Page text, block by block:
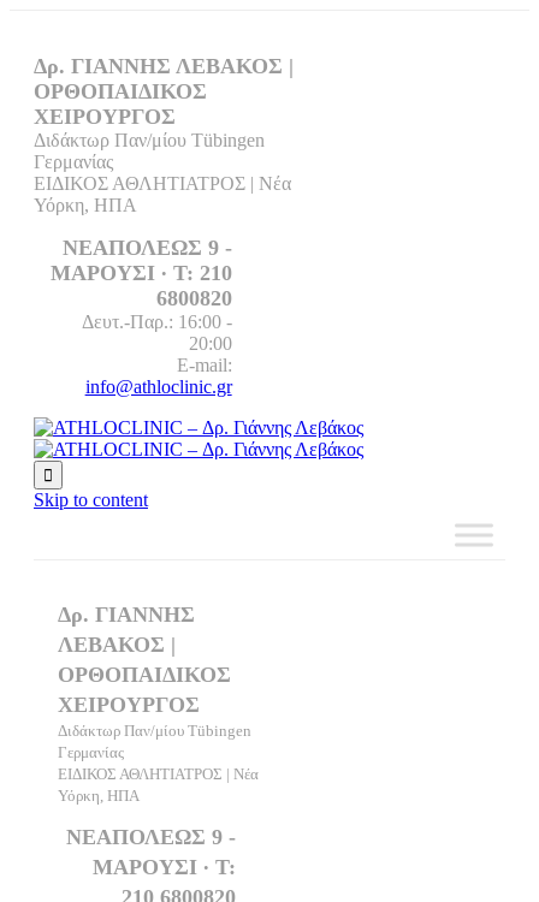
Δρ. ΓΙΑΝΝΗΣ ΛΕΒΑΚΟΣ |
ΟΡΘΟΠΑΙΔΙΚΟΣ
ΧΕΙΡΟΥΡΓΟΣ
Διδάκτωρ Παν/μίου Tübingen
Γερμανίας
ΕΙΔΙΚΟΣ ΑΘΛΗΤΙΑΤΡΟΣ | Νέα
Υόρκη, ΗΠΑ
ΝΕΑΠΟΛΕΩΣ 9 -
ΜΑΡΟΥΣΙ ∙ T: 210
6800820
Δευτ.-Παρ.: 16:00 -
20:00
E-mail:
info@athloclinic.gr

Skip to content
Δρ. ΓΙΑΝΝΗΣ
ΛΕΒΑΚΟΣ |
ΟΡΘΟΠΑΙΔΙΚΟΣ
ΧΕΙΡΟΥΡΓΟΣ
Διδάκτωρ Παν/μίου Tübingen
Γερμανίας
ΕΙΔΙΚΟΣ ΑΘΛΗΤΙΑΤΡΟΣ | Νέα
Υόρκη, ΗΠΑ
ΝΕΑΠΟΛΕΩΣ 9 -
ΜΑΡΟΥΣΙ ∙ T:
210 6800820